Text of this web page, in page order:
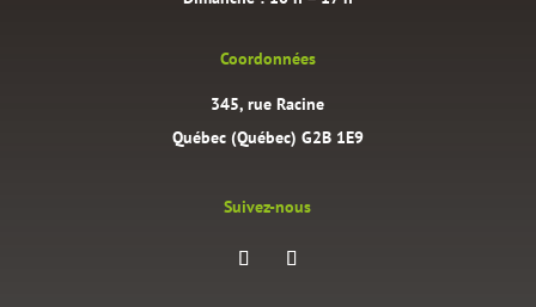
Coordonnées
345, rue Racine
Québec (Québec) G2B 1E9
Suivez-nous